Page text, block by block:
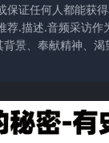
证任何人都能获
.描述.音频采访
景、奉献精神、